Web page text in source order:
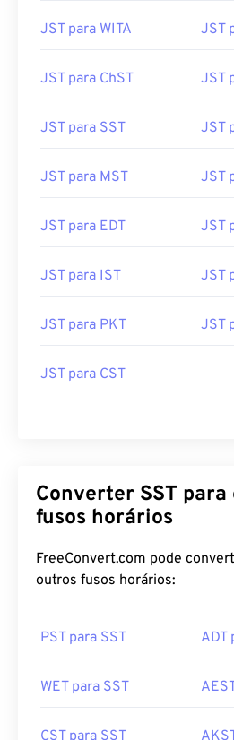
JST para WITA JST
JST para ChST JST
JST para SST JST
JST para MST JST
JST para EDT JST
JST para IST JST
JST para PKT JST
JST para CST
Converter SST para
fusos horários
FreeConvert.com pode
outros fusos horários:
PST para SST ADT
WET para SST
CST para SST